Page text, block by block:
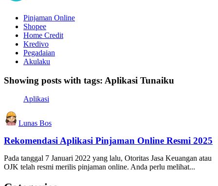
Pinjaman Online
Shopee
Home Credit
Kredivo
Pegadaian
Akulaku
Showing posts with tags: Aplikasi Tunaiku
Aplikasi
Lunas Bos
Rekomendasi Aplikasi Pinjaman Online Resmi 2025
Pada tanggal 7 Januari 2022 yang lalu, Otoritas Jasa Keuangan atau
OJK telah resmi merilis pinjaman online. Anda perlu melihat...